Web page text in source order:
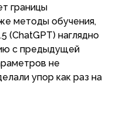
границы
методы обучения,
(ChatGPT) наглядно
с предыдущей
не
упор как раз на